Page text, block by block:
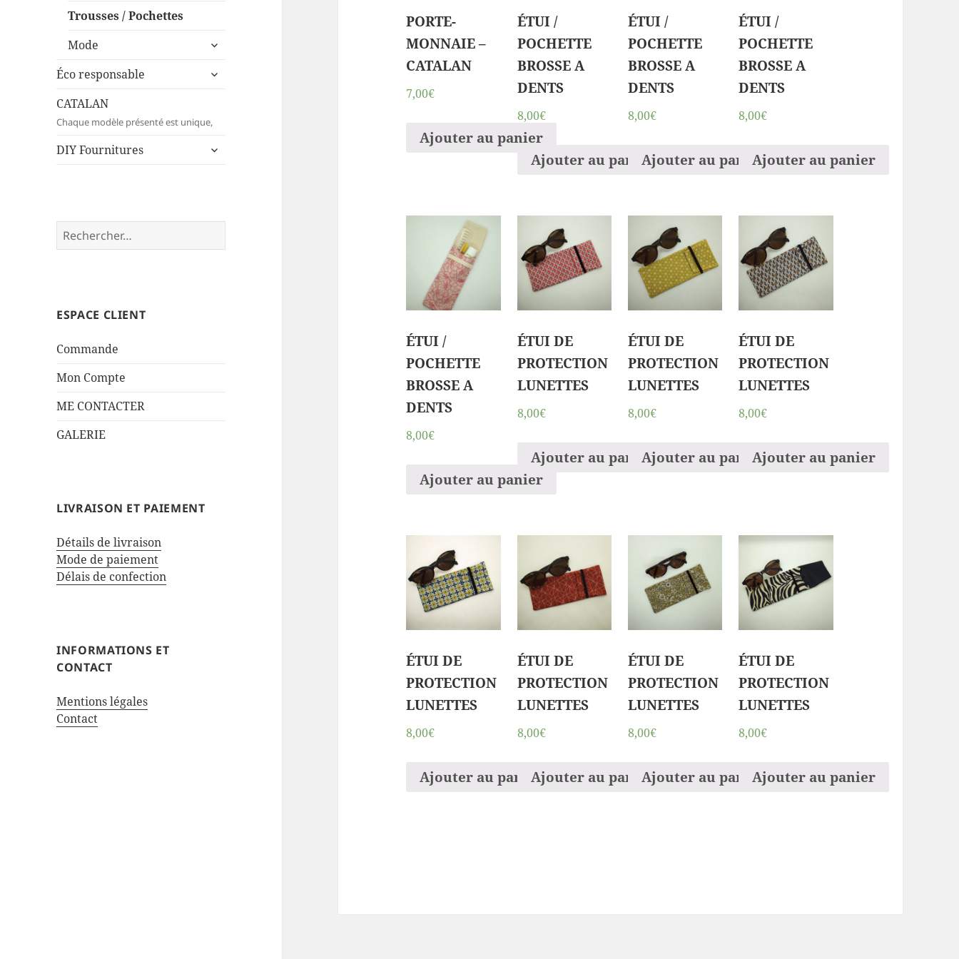
Trousses / Pochettes
Mode
ouvrir
sous-
Éco responsable
ouvrir
menu
CATALAN
Chaque modèle présenté est unique,
DIY Fournitures
ouvrir
Rechercher :
ESPACE CLIENT
Commande
Mon Compte
ME CONTACTER
GALERIE
LIVRAISON ET PAIEMENT
Détails de livraison
Mode de paiement
Délais de confection
INFORMATIONS ET
CONTACT
Mentions légales
Contact
PORTE-
MONNAIE –
CATALAN
7,00€
Ajouter au panier
ÉTUI /
POCHETTE
BROSSE A
DENTS
8,00€
Ajouter au panier
ÉTUI /
POCHETTE
BROSSE A
DENTS
8,00€
Ajouter au panier
ÉTUI /
POCHETTE
BROSSE A
DENTS
8,00€
Ajouter au panier
ÉTUI /
POCHETTE
BROSSE A
DENTS
8,00€
Ajouter au panier
ÉTUI DE
PROTECTION
LUNETTES
8,00€
Ajouter au panier
ÉTUI DE
PROTECTION
LUNETTES
8,00€
Ajouter au panier
ÉTUI DE
PROTECTION
LUNETTES
8,00€
Ajouter au panier
ÉTUI DE
PROTECTION
LUNETTES
8,00€
Ajouter au panier
ÉTUI DE
PROTECTION
LUNETTES
8,00€
Ajouter au panier
ÉTUI DE
PROTECTION
LUNETTES
8,00€
Ajouter au panier
ÉTUI DE
PROTECTION
LUNETTES
8,00€
Ajouter au panier